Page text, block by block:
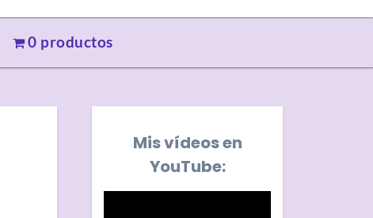
0 productos
Mis vídeos en
YouTube: